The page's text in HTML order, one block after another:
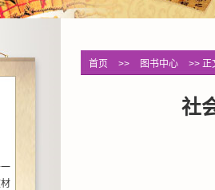
首页 >> 图书中心 >> 正
社